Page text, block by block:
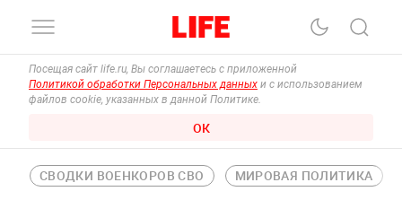
Посещая сайт life.ru, Вы соглашаетесь с приложенной
Политикой обработки Персональных данных и с использованием
файлов cookie, указанных в данной Политике.
ОК
СВОДКИ ВОЕНКОРОВ СВО МИРОВАЯ ПОЛИТИКА